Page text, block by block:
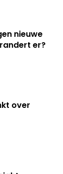
nieuwe
er?
over